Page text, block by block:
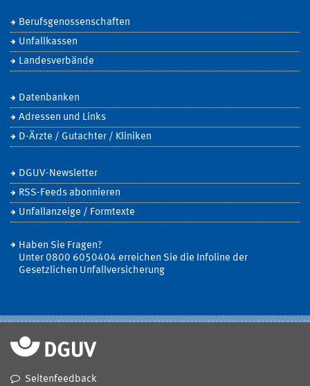
Berufsgenossenschaften
Unfallkassen
Landesverbände
Datenbanken
Adressen und Links
D-Ärzte / Gutachter / Kliniken
DGUV-Newsletter
RSS-Feeds abonnieren
Unfallanzeige / Formtexte
Haben Sie Fragen?
Unter 0800 6050404 erreichen Sie die Infoline der
Gesetzlichen Unfallversicherung
Seitenfeedback